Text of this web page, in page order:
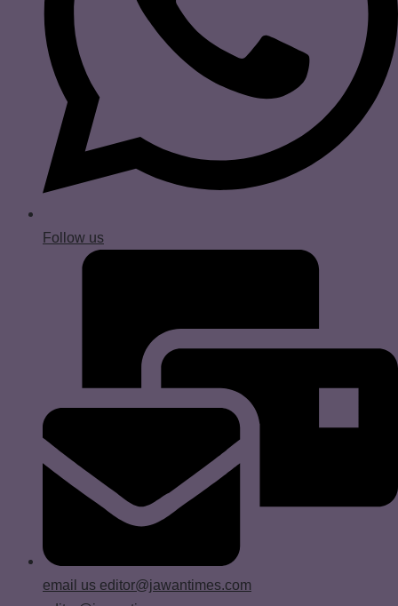
Follow us
email us editor@jawantimes.com